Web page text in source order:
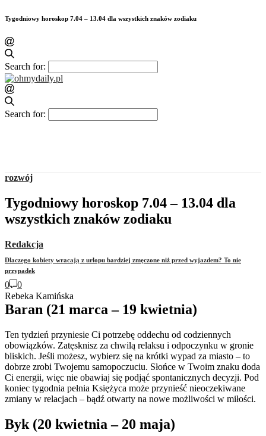
Tygodniowy horoskop 7.04 – 13.04 dla wszystkich znaków zodiaku
Search for:
Search for:
Dlaczego kobiety wracają z urlopu bardziej zmęczone niż przed wyjazdem? To nie
przypadek
Rebeka Kamińska
rozwój
Tygodniowy horoskop 7.04 – 13.04 dla
wszystkich znaków zodiaku
Redakcja
0 0
Baran (21 marca – 19 kwietnia)
Ten tydzień przyniesie Ci potrzebę oddechu od codziennych
obowiązków. Zatęsknisz za chwilą relaksu i odpoczynku w gronie
bliskich. Jeśli możesz, wybierz się na krótki wypad za miasto – to
dobrze zrobi Twojemu samopoczuciu. Słońce w Twoim znaku doda
Ci energii, więc nie obawiaj się podjąć spontanicznych decyzji. Pod
koniec tygodnia pełnia Księżyca może przynieść nieoczekiwane
zmiany w relacjach – bądź otwarty na nowe możliwości w miłości.
Byk (20 kwietnia – 20 maja)